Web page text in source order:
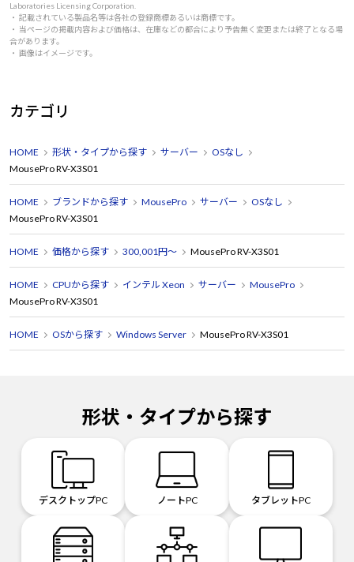
Laboratories Licensing Corporation.
・ 記載されている製品名等は各社の登録商標あるいは商標です。
・ 当ページの掲載内容および価格は、在庫などの都合により予告無く変更または終了となる場
合があります。
・ 画像はイメージです。
カテゴリ
HOME 形状・タイプから探す サーバー
OSなし
MousePro RV-X3S01
HOME ブランドから探す MousePro サーバー
OSなし
MousePro RV-X3S01
HOME 価格から探す 300,001円～ MousePro RV-X3S01
HOME CPUから探す インテル Xeon サーバー
MousePro
MousePro RV-X3S01
HOME OSから探す Windows Server MousePro RV-X3S01
形状・タイプから探す
デスクトップPC ノートPC タブレットPC